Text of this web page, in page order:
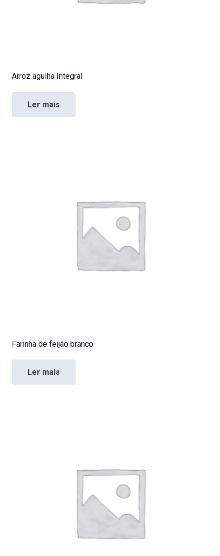
Arroz agulha Integral
Ler mais
Farinha de feijão branco
Ler mais